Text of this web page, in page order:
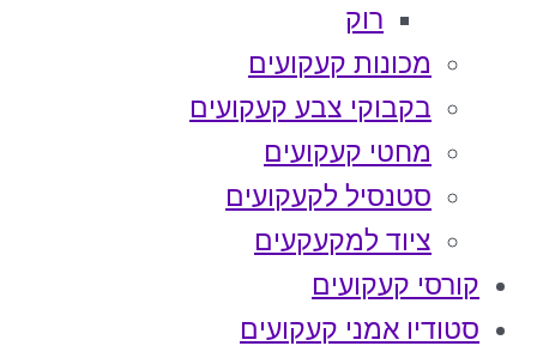
רוק
מכונות קעקועים
בקבוקי צבע קעקועים
מחטי קעקועים
סטנסיל לקעקועים
ציוד למקעקעים
קורסי קעקועים
סטודיו אמני קעקועים